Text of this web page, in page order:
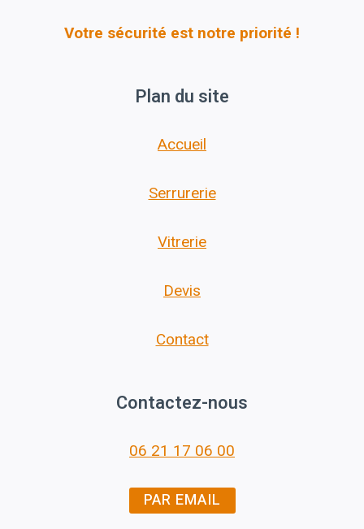
Votre sécurité est notre priorité !
Plan du site
Accueil
Serrurerie
Vitrerie
Devis
Contact
Contactez-nous
06 21 17 06 00
PAR EMAIL